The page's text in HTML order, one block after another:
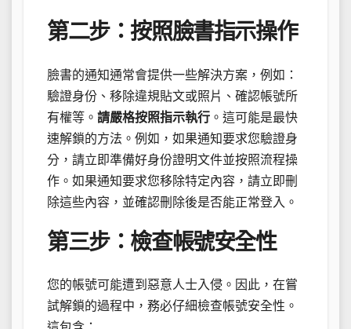
第二步：按照臉書指示操作
臉書的通知通常會提供一些解決方案，例如：
驗證身份、移除違規貼文或照片、確認帳號所
有權等。 請嚴格按照指示執行 。這可能是最快
速解鎖的方法。例如，如果通知要求您驗證身
分，請立即準備好身份證明文件並按照流程操
作。如果通知要求您移除特定內容，請立即刪
除這些內容，並確認刪除後是否能正常登入。
第三步：檢查帳號安全性
您的帳號可能遭到惡意人士入侵。因此，在嘗
試解鎖的過程中，務必仔細檢查帳號安全性。